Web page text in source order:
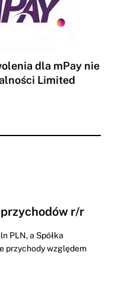
dla mPay nie
Limited
r/r
PLN, a Spółka
przychody względem